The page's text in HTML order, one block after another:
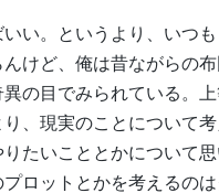
い。というより、いつ
けど、俺は昔ながらの
の目でみられている。上
、現実のことについて
たいこととかについて
ロットとかを考えるのは